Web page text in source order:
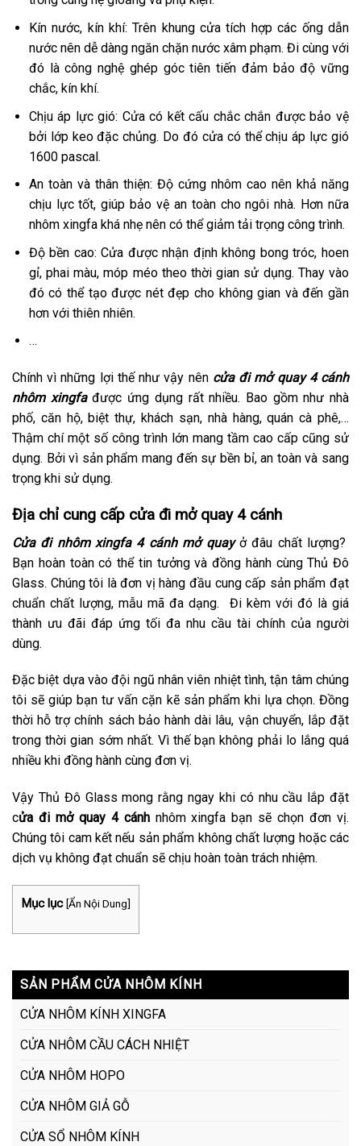
Kín nước, kín khí: Trên khung cửa tích hợp các ống dẫn
nước nên dễ dàng ngăn chặn nước xâm phạm. Đi cùng với
đó là công nghệ ghép góc tiên tiến đảm bảo độ vững
chắc, kín khí.
Chịu áp lực gió: Cửa có kết cấu chắc chắn được bảo vệ
bởi lớp keo đặc chủng. Do đó cửa có thể chịu áp lực gió
1600 pascal.
An toàn và thân thiện: Độ cứng nhôm cao nên khả năng
chịu lực tốt, giúp bảo vệ an toàn cho ngôi nhà. Hơn nữa
nhôm xingfa khá nhẹ nên có thể giảm tải trọng công trình.
Độ bền cao: Cửa được nhận định không bong tróc, hoen
gỉ, phai màu, móp méo theo thời gian sử dụng. Thay vào
đó có thể tạo được nét đẹp cho không gian và đến gần
hơn với thiên nhiên.
…
Chính vì những lợi thế như vậy nên cửa đi mở quay 4 cánh
nhôm xingfađược ứng dụng rất nhiều. Bao gồm như nhà
phố, căn hộ, biệt thự, khách sạn, nhà hàng, quán cà phê,…
Thậm chí một số công trình lớn mang tầm cao cấp cũng sử
dụng. Bởi vì sản phẩm mang đến sự bền bỉ, an toàn và sang
trọng khi sử dụng.
Địa chỉ cung cấp cửa đi mở quay 4 cánh
Cửa đi nhôm xingfa 4 cánh mở quayở đâu chất lượng?
Bạn hoàn toàn có thể tin tưởng và đồng hành cùng Thủ Đô
Glass. Chúng tôi là đơn vị hàng đầu cung cấp sản phẩm đạt
chuẩn chất lượng, mẫu mã đa dạng. Đi kèm với đó là giá
thành ưu đãi đáp ứng tối đa nhu cầu tài chính của người
dùng.
Đặc biệt dựa vào đội ngũ nhân viên nhiệt tình, tận tâm chúng
tôi sẽ giúp bạn tư vấn cặn kẽ sản phẩm khi lựa chọn. Đồng
thời hỗ trợ chính sách bảo hành dài lâu, vận chuyển, lắp đặt
trong thời gian sớm nhất. Vì thế bạn không phải lo lắng quá
nhiều khi đồng hành cùng đơn vị.
Vậy Thủ Đô Glass mong rằng ngay khi có nhu cầu lắp đặt
cửa đi mở quay 4 cánhnhôm xingfa bạn sẽ chọn đơn vị.
Chúng tôi cam kết nếu sản phẩm không chất lượng hoặc các
dịch vụ không đạt chuẩn sẽ chịu hoàn toàn trách nhiệm.
Mục lục [Ẩn Nội Dung]
SẢN PHẨM CỬA NHÔM KÍNH
CỬA NHÔM KÍNH XINGFA
CỬA NHÔM CẦU CÁCH NHIỆT
CỬA NHÔM HOPO
CỬA NHÔM GIẢ GỖ
CỬA SỔ NHÔM KÍNH